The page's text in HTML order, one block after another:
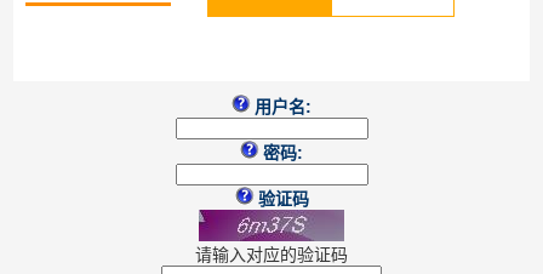
用户名:
密码:
验证码
请输入对应的验证码